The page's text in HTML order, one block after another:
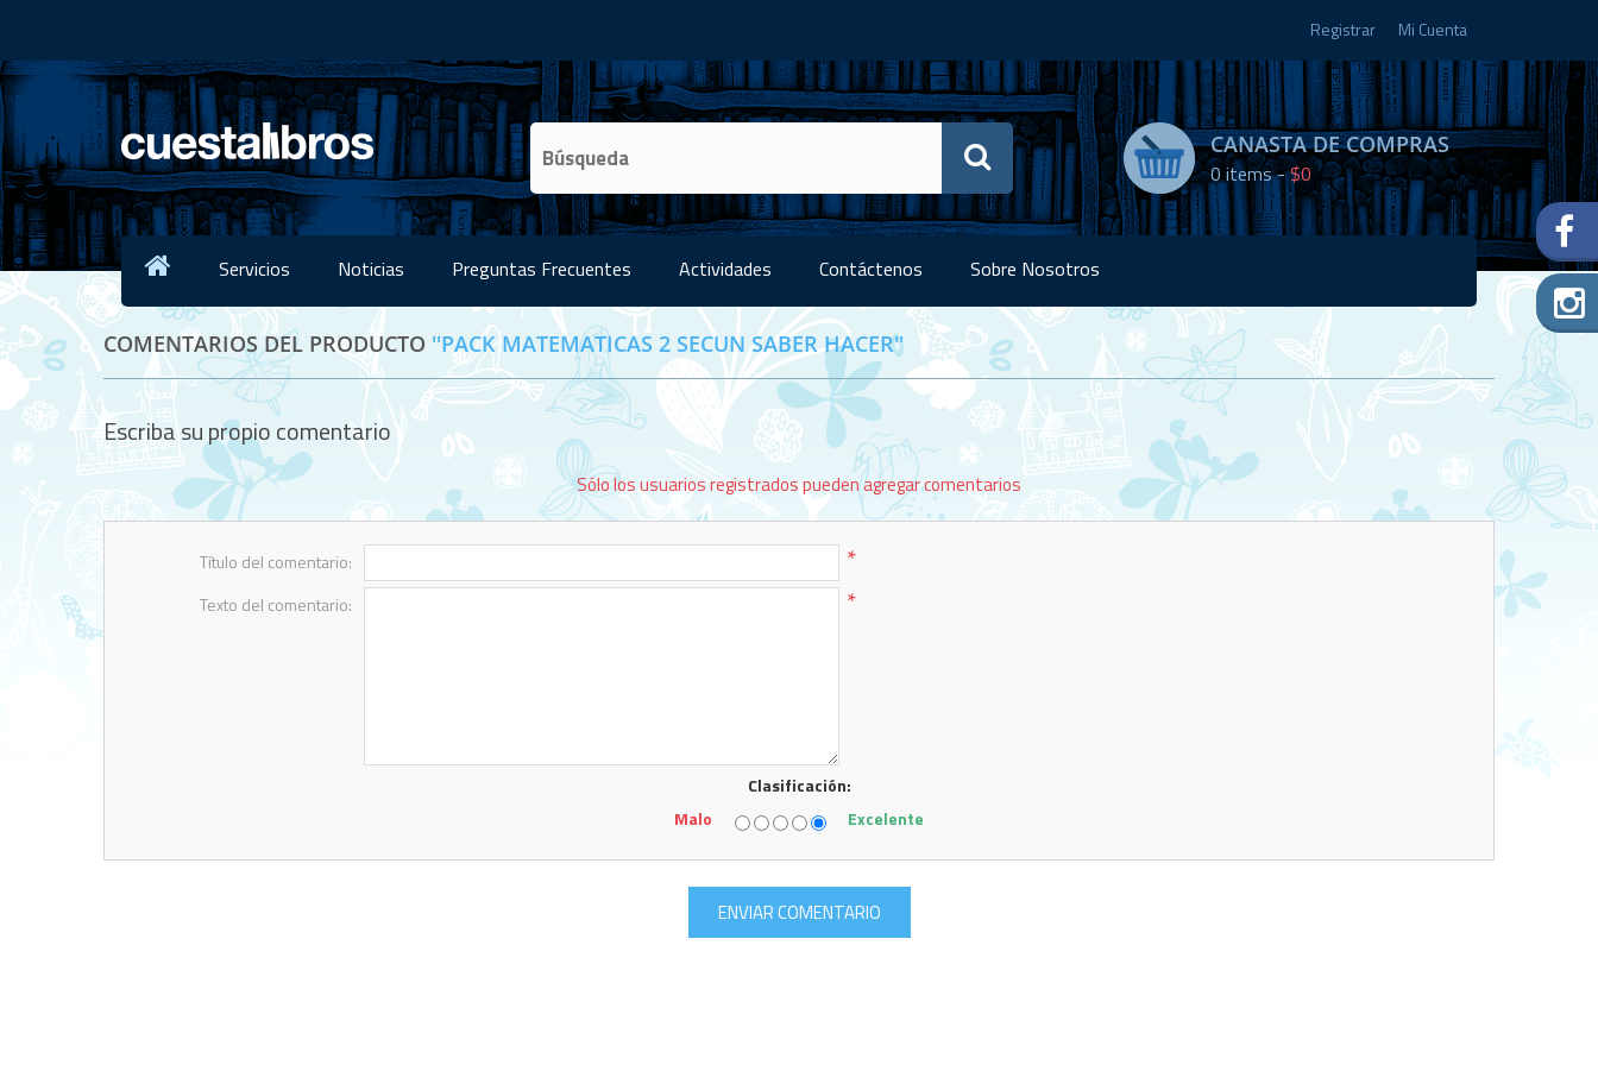
Registrar Mi Cuenta
CANASTA DE COMPRAS
0items -$0
Servicios Noticias Preguntas Frecuentes Actividades Contáctenos Sobre Nosotros
COMENTARIOS DEL PRODUCTO PACK MATEMATICAS 2 SECUN SABER HACER
Escriba su propio comentario
Sólo los usuarios registrados pueden agregar comentarios
Título del comentario: *
Texto del comentario: *
Clasificación:
Malo
Excelente